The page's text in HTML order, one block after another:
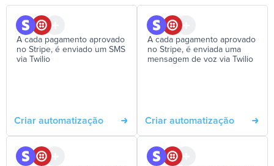
A cada pagamento aprovado
no Stripe, é enviado um SMS
via Twilio
Criar automatização
A cada pagamento aprovado
no Stripe, é enviada uma
mensagem de voz via Twilio
Criar automatização